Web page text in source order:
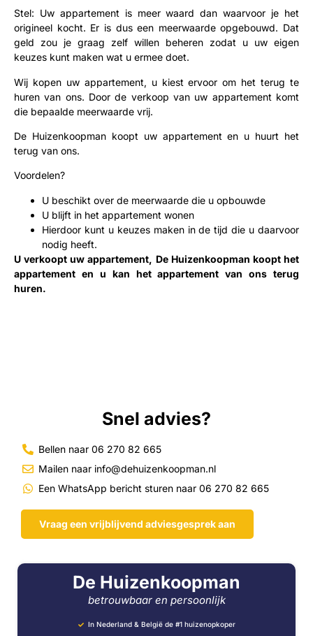
Stel: Uw appartement is meer waard dan waarvoor je het
origineel kocht. Er is dus een meerwaarde opgebouwd. Dat
geld zou je graag zelf willen beheren zodat u uw eigen
keuzes kunt maken wat u ermee doet.
Wij kopen uw appartement, u kiest ervoor om het terug te
huren van ons. Door de verkoop van uw appartement komt
die bepaalde meerwaarde vrij.
De Huizenkoopman koopt uw appartement en u huurt het
terug van ons.
Voordelen?
U beschikt over de meerwaarde die u opbouwde
U blijft in het appartement wonen
Hierdoor kunt u keuzes maken in de tijd die u daarvoor
nodig heeft.
U verkoopt uw appartement, De Huizenkoopman koopt het
appartement en u kan het appartement van ons terug
huren.
Snel advies?
Bellen naar 06 270 82 665
Mailen naar info@dehuizenkoopman.nl
Een WhatsApp bericht sturen naar 06 270 82 665
Vraag een vrijblijvend adviesgesprek aan
De Huizenkoopman
betrouwbaar en persoonlijk
In Nederland & België de #1 huizenopkoper